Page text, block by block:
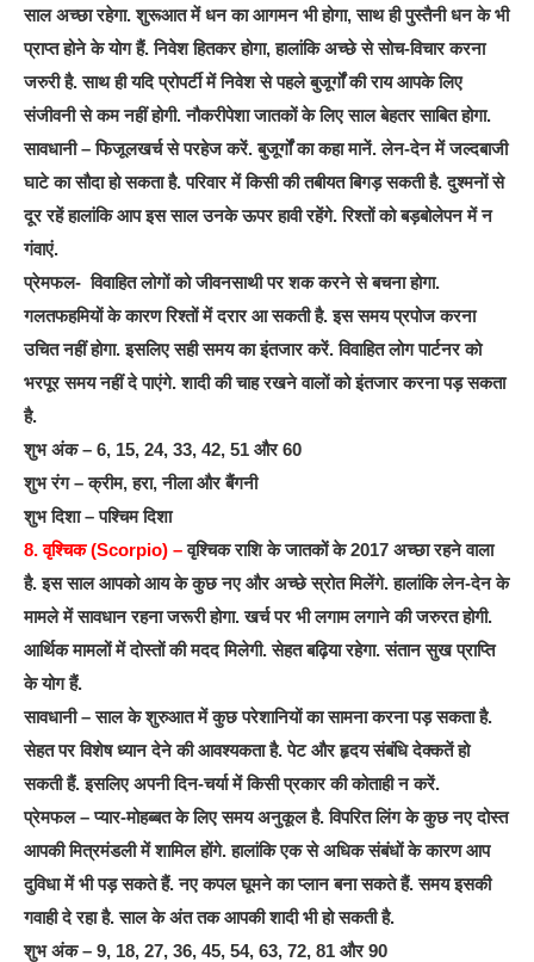
साल अच्छा रहेगा. शुरूआत में धन का आगमन भी होगा, साथ ही पुस्तैनी धन के भी
प्राप्त होने के योग हैं. निवेश हितकर होगा, हालांकि अच्छे से सोच-विचार करना
जरुरी है. साथ ही यदि प्रोपर्टी में निवेश से पहले बुजूर्गों की राय आपके लिए
संजीवनी से कम नहीं होगी. नौकरीपेशा जातकों के लिए साल बेहतर साबित होगा.
सावधानी – फिजूलखर्च से परहेज करें. बुजूर्गों का कहा मानें. लेन-देन में जल्दबाजी
घाटे का सौदा हो सकता है. परिवार में किसी की तबीयत बिगड़ सकती है. दुश्मनों से
दूर रहें हालांकि आप इस साल उनके ऊपर हावी रहेंगे. रिश्तों को बड़बोलेपन में न
गंवाएं.
प्रेमफल- विवाहित लोगों को जीवनसाथी पर शक करने से बचना होगा.
गलतफहमियों के कारण रिश्तों में दरार आ सकती है. इस समय प्रपोज करना
उचित नहीं होगा. इसलिए सही समय का इंतजार करें. विवाहित लोग पार्टनर को
भरपूर समय नहीं दे पाएंगे. शादी की चाह रखने वालों को इंतजार करना पड़ सकता
है.
शुभ अंक – 6, 15, 24, 33, 42, 51 और 60
शुभ रंग – क्रीम, हरा, नीला और बैंगनी
शुभ दिशा – पश्चिम दिशा
8. वृश्चिक (Scorpio) –वृश्चिक राशि के जातकों के 2017 अच्छा रहने वाला
है. इस साल आपको आय के कुछ नए और अच्छे स्रोत मिलेंगे. हालांकि लेन-देन के
मामले में सावधान रहना जरूरी होगा. खर्च पर भी लगाम लगाने की जरुरत होगी.
आर्थिक मामलों में दोस्तों की मदद मिलेगी. सेहत बढ़िया रहेगा. संतान सुख प्राप्ति
के योग हैं.
सावधानी – साल के शुरुआत में कुछ परेशानियों का सामना करना पड़ सकता है.
सेहत पर विशेष ध्यान देने की आवश्यकता है. पेट और हृदय संबंधि देक्कतें हो
सकती हैं. इसलिए अपनी दिन-चर्या में किसी प्रकार की कोताही न करें.
प्रेमफल – प्यार-मोहब्बत के लिए समय अनुकूल है. विपरित लिंग के कुछ नए दोस्त
आपकी मित्रमंडली में शामिल होंगे. हालांकि एक से अधिक संबंधों के कारण आप
दुविधा में भी पड़ सकते हैं. नए कपल घूमने का प्लान बना सकते हैं. समय इसकी
गवाही दे रहा है. साल के अंत तक आपकी शादी भी हो सकती है.
शुभ अंक – 9, 18, 27, 36, 45, 54, 63, 72, 81 और 90